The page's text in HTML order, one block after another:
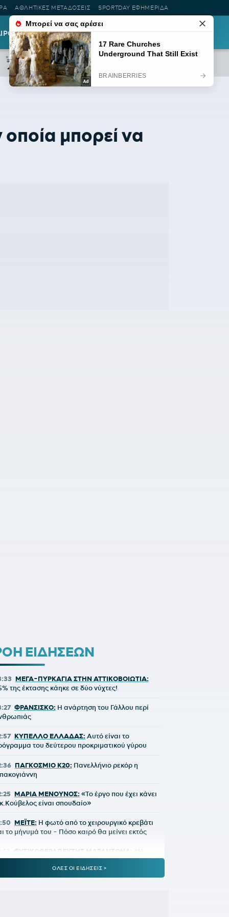
ΑΘΛΗΤΙΚΕΣ ΜΕΤΑΔΟΣΕΙΣ SPORTDAY ΕΦΗΜΕΡΙΔΑ
LIFESTYLE
μπορεί να
ΕΙΔΗΣΕΩΝ
ΜΕΓΑ-ΠΥΡΚΑΓΙΑ ΣΤΗΝ ΑΤΤΙΚΟΒΟΙΩΤΙΑ:
της έκτασης κάηκε σε δύο νύχτες!
ΦΡΑΝΣΙΣΚΟ: Η ανάρτηση του Γάλλου περί
ΚΥΠΕΛΛΟ ΕΛΛΑΔΑΣ: Αυτό είναι το
του δεύτερου προκριματικού γύρου
ΠΑΓΚΟΣΜΙΟ Κ20: Πανελλήνιο ρεκόρ η
ΜΑΡΙΑ ΜΕΝΟΥΝΟΣ: «Το έργο που έχει κάνει
είναι σπουδαίο»
ΜΕΪΤΕ: Η φωτό από το χειρουργικό κρεβάτι
το μήνυμά του - Πόσο καιρό θα μείνει εκτός
ΦΥΣΙΚΟΘΕΡΑΠΕΥΤΗΣ ΜΑΡΑΝΤΟΝΑ:
«Η
του ήταν άθλια, δε σηκωνόταν από το
ΟΛΕΣ ΟΙ ΕΙΔΗΣΕΙΣ >